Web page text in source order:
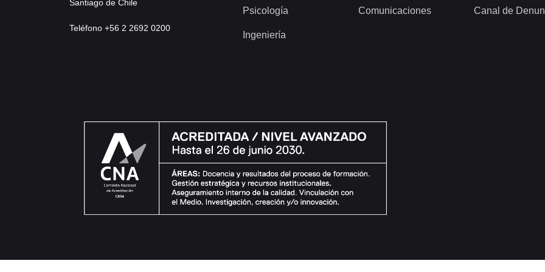
Santiago de Chile
Teléfono +56 2 2692 0200
Psicología
Ingeniería
Comunicaciones Canal de